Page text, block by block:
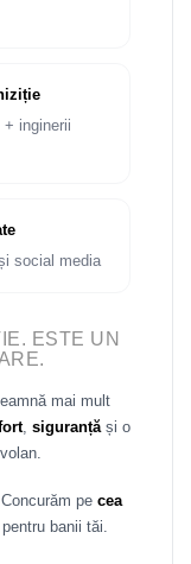
inginerii
social media
ESTE UN
mai mult
, siguranțăși o
pe cea
banii tăi.